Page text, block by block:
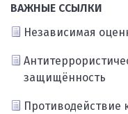
ВАЖНЫЕ ССЫЛКИ
Независимая
защищённость
Противодействие